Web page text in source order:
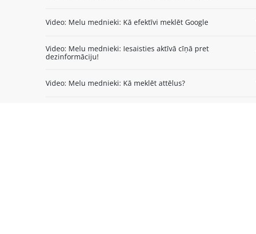
Video: Melu mednieki: Kā efektīvi meklēt Google
Video: Melu mednieki: Iesaisties aktīvā cīņā pret
dezinformāciju!
Video: Melu mednieki: Kā meklēt attēlus?